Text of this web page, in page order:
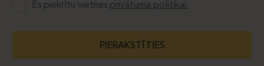
Es piekrītu vietnes privātuma politikai.
PIERAKSTĪTIES